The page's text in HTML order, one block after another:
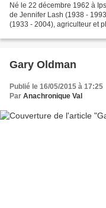
Né le 22 décembre 1962 à
de Jennifer Lash (1938 -
(1933 - 2004), agriculteur et
Gary Oldman
Publié le 16/05/2015 à 17:25
Par Anachronique Val